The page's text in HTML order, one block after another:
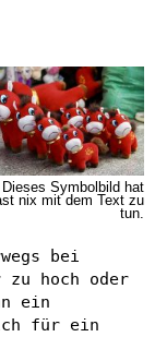
Dieses Symbolbild hat
nix mit dem Text zu
tun.
bei
zu hoch oder
ein
für ein